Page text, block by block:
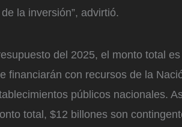
la inversión”, advirtió.
del 2025, el monto total es
financiarán con recursos de la
públicos nacionales.
total, $12 billones son